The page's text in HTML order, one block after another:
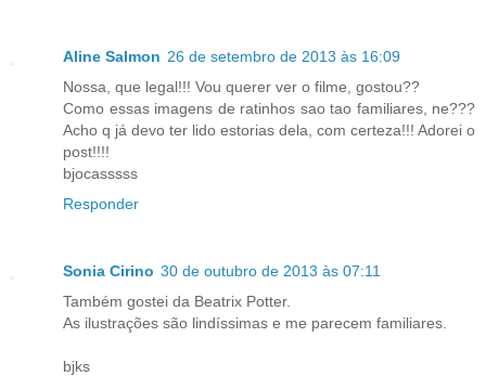
Aline Salmon 26 de setembro de 2013 às 16:09
Nossa, que legal!!! Vou querer ver o filme, gostou??
Como essas imagens de ratinhos sao tao familiares, ne???
Acho q já devo ter lido estorias dela, com certeza!!! Adorei o
post!!!!
bjocasssss
Responder
Sonia Cirino 30 de outubro de 2013 às 07:11
Também gostei da Beatrix Potter.
As ilustrações são lindíssimas e me parecem familiares.
bjks